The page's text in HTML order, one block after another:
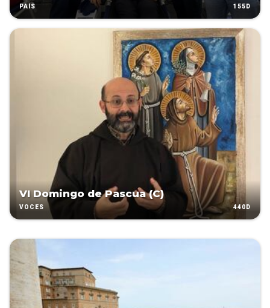
PAÍS 155D
VI Domingo de Pascua (C)
VOCES 440D